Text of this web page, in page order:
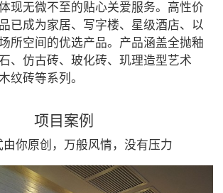
现无微不至的贴心关爱服务。高性价
已成为家居、写字楼、星级酒店、以
所空间的优选产品。产品涵盖全抛釉
、仿古砖、玻化砖、玑理造型艺术
纹砖等系列。
项目案例
由你原创，万般风情，没有压力